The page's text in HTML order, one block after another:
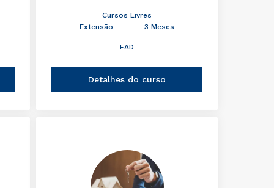
Cursos Livres
Extensão
3 Meses
EAD
Detalhes do curso